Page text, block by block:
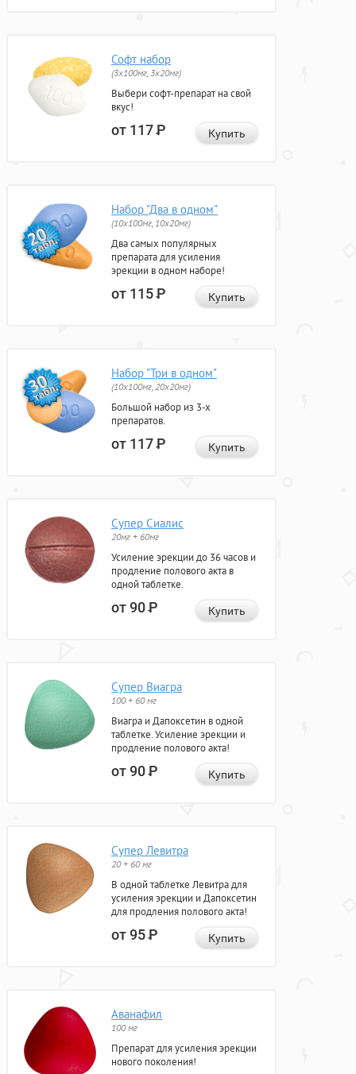
Софт набор
(3x100мг, 3x20мг)
Выбери софт-препарат на свой
вкус!
от 117Р Купить
Набор "Два в одном"
(10x100мг, 10x20мг)
Два самых популярных
препарата для усиления
эрекции в одном наборе!
от 115Р Купить
Набор "Три в одном"
(10x100мг, 20x20мг)
Большой набор из 3-х
препаратов.
от 117Р Купить
Супер Сиалис
20мг + 60мг
Усиление эрекции до 36 часов и
продление полового акта в
одной таблетке.
от 90Р Купить
Супер Виагра
100 + 60 мг
Виагра и Дапоксетин в одной
таблетке. Усиление эрекции и
продление полового акта!
от 90Р Купить
Супер Левитра
20 + 60 мг
В одной таблетке Левитра для
усиления эрекции и Дапоксетин
для продления полового акта!
от 95Р Купить
Аванафил
100 мг
Препарат для усиления эрекции
нового поколения!